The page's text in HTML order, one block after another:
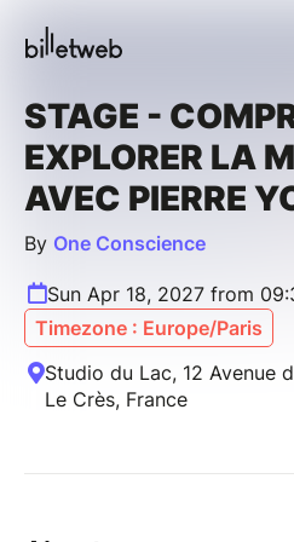
STAGE -
EXPLORER LA
AVEC PIERRE
By One Conscience
Sun Apr 18, 2027 from
Timezone : Europe/Paris
Studio du Lac, 12 Avenue
Le Crès, France